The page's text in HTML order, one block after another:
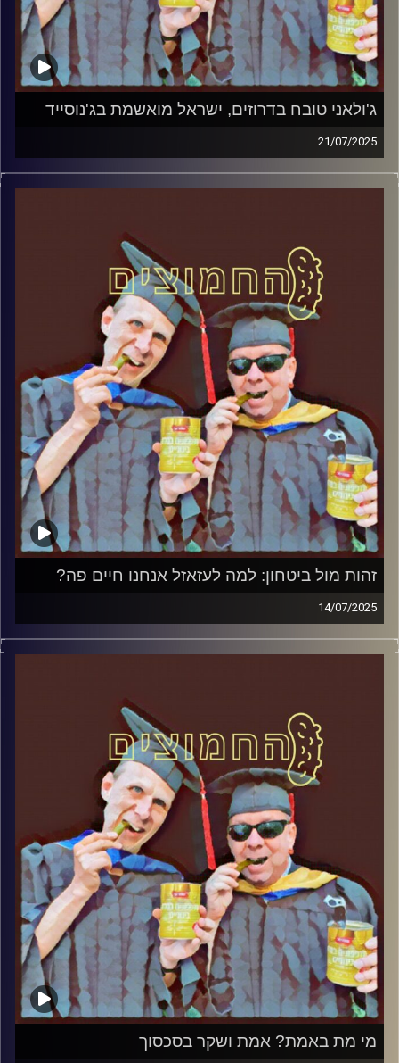
ג'ולאני טובח בדרוזים, ישראל מואשמת בג'נוסייד
21/07/2025
המערכת הפוליטית על ספת הפסיכולוג, עם פרופסור בועז בן-
דוד ופרופסור גלעד הירשברגר
קרדיט תמונות:AudioVersity
זהות מול ביטחון: למה לעזאזל אנחנו חיים פה?
14/07/2025
המערכת הפוליטית על ספת הפסיכולוג, עם פרופסור בועז בן-
דוד ופרופסור גלעד הירשברגר
קרדיט תמונות:AudioVersity
מי מת באמת? אמת ושקר בסכסוך